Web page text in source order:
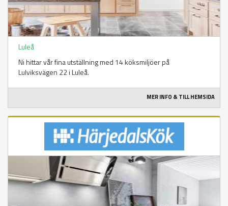
Luleå
Ni hittar vår fina utställning med 14 köksmiljöer på
Lulviksvägen 22 i Luleå.
MER INFO & TILL HEMSIDA